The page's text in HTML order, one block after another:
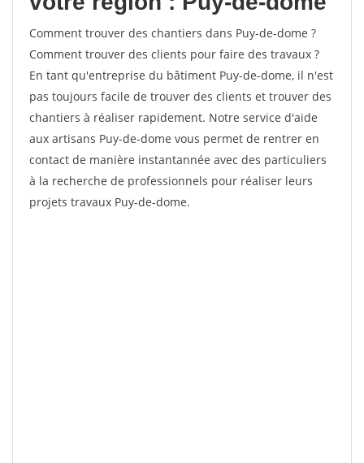
Comment trouver des chantiers dans Puy-de-dome ?
Comment trouver des clients pour faire des travaux ?
En tant qu'entreprise du bâtiment Puy-de-dome, il n'est
pas toujours facile de trouver des clients et trouver des
chantiers à réaliser rapidement. Notre service d'aide
aux artisans Puy-de-dome vous permet de rentrer en
contact de manière instantannée avec des particuliers
à la recherche de professionnels pour réaliser leurs
projets travaux Puy-de-dome.